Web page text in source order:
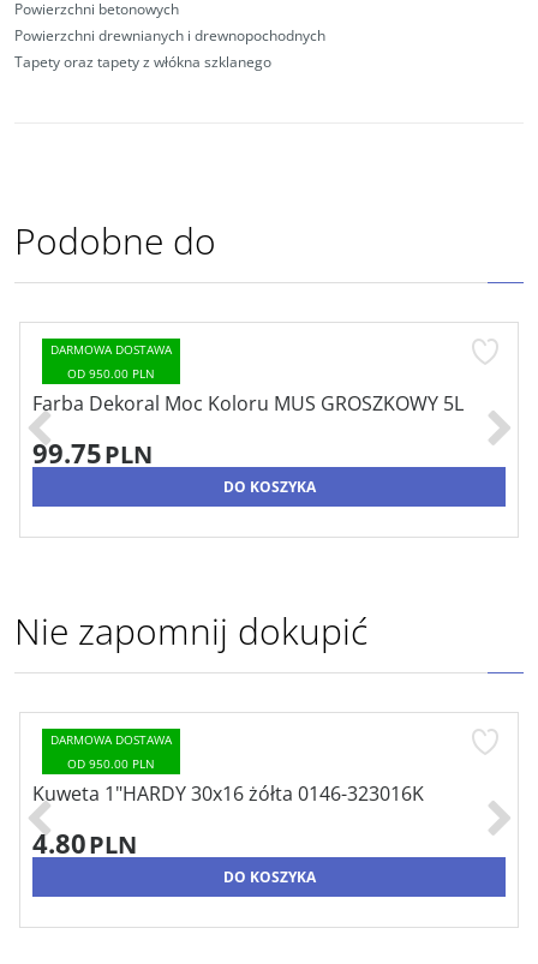
Powierzchni betonowych
Powierzchni drewnianych i drewnopochodnych
Tapety oraz tapety z włókna szklanego
Podobne do
DARMOWA DOSTAWA
OD 950.00 PLN
Farba Dekoral Moc Koloru MUS GROSZKOWY 5L
99.75PLN
DO KOSZYKA
Nie zapomnij dokupić
DARMOWA DOSTAWA
OD 950.00 PLN
Kuweta 1"HARDY 30x16 żółta 0146-323016K
4.80PLN
DO KOSZYKA